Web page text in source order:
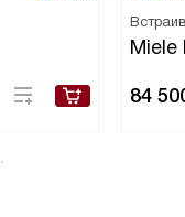
Miele
84